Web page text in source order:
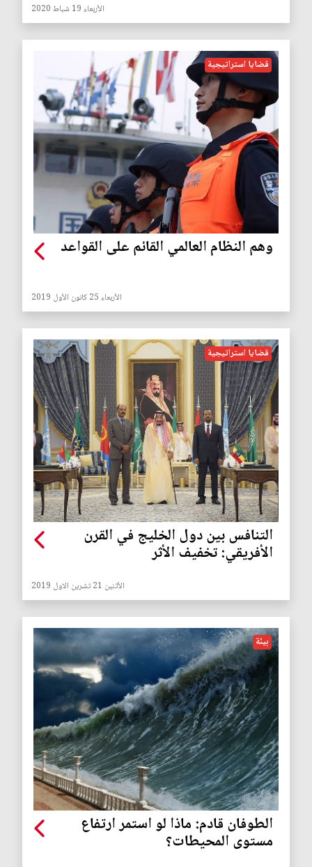
الأربعاء 19 شباط 2020
قضايا استراتيجية
وهم النظام العالمي القائم على القواعد
الأربعاء 25 كانون الأول 2019
قضايا استراتيجية
ﺍﻟﺘﻨﺎﻓﺲ ﺑﻴﻦ ﺩﻭﻝ ﺍﻟﺨﻠﻴﺞ ﻓﻲ ﺍﻟﻘﺮﻥ
ﺍﻷﻓﺮﻳﻘﻲ: ﺗﺨﻔﻴﻒ ﺍﻷﺛﺮ
الأثنين 21 تشرين الاول 2019
بيئة
الطوفان قادم: ماذا لو استمر ارتفاع
مستوى المحيطات؟